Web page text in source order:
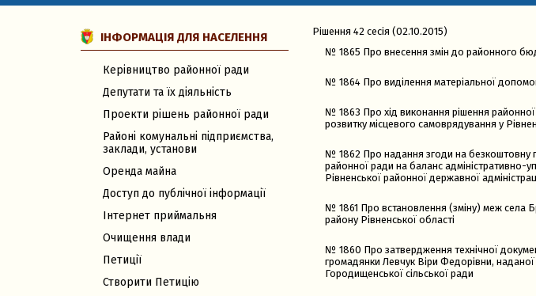
Рішення 42 сесія (02.10.2015)
№ 1865 Про внесення змін до районного
№ 1864 Про виділення матеріальної
№ 1863 Про хід виконання рішення
розвитку місцевого самоврядування у
№ 1862 Про надання згоди на безкоштовну
районної ради на баланс адміністративно-
Рівненської районної державної
№ 1861 Про встановлення (зміну) меж села
району Рівненської області
№ 1860 Про затвердження технічної
громадянки Левчук Віри Федорівни, наданої
Городищенської сільської ради
ІНФОРМАЦІЯ ДЛЯ НАСЕЛЕННЯ
Керівництво районної ради
Депутати та їх діяльність
Проекти рішень районної ради
Районі комунальні підприємства,
заклади, установи
Оренда майна
Доступ до публічної інформації
Інтернет приймальня
Очищення влади
Петиції
Створити Петицію